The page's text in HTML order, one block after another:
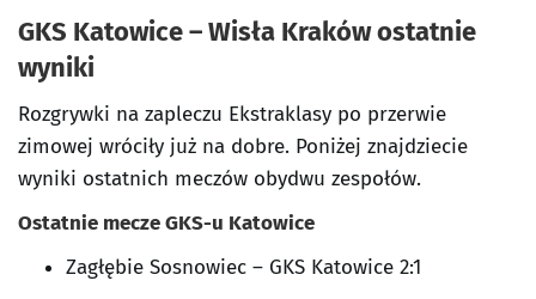
GKS Katowice – Wisła Kraków ostatnie
wyniki
Rozgrywki na zapleczu Ekstraklasy po przerwie
zimowej wróciły już na dobre. Poniżej znajdziecie
wyniki ostatnich meczów obydwu zespołów.
Ostatnie mecze GKS-u Katowice
Zagłębie Sosnowiec – GKS Katowice 2:1